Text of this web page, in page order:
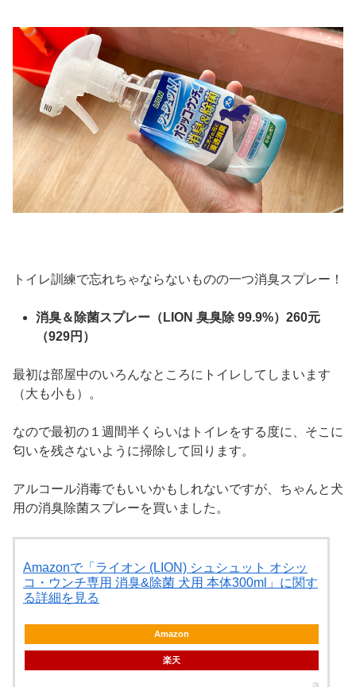
トイレ訓練で忘れちゃならないものの一つ消臭スプレー！
消臭＆除菌スプレー（LION 臭臭除 99.9%）260元
（929円）
最初は部屋中のいろんなところにトイレしてしまいます
（大も小も）。
なので最初の１週間半くらいはトイレをする度に、そこに
匂いを残さないように掃除して回ります。
アルコール消毒でもいいかもしれないですが、ちゃんと犬
用の消臭除菌スプレーを買いました。
Amazonで「ライオン (LION) シュシュット オシッ
コ・ウンチ専用 消臭&除菌 犬用 本体300ml」に関す
る詳細を見る
Amazon
楽天